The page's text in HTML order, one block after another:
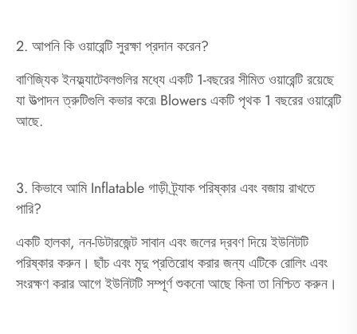
2. আপনি কি ওয়ারেন্টি সুরক্ষা প্রদান করেন?
বাণিজ্যিক ইনফ্ল্যাটেবলগুলির মধ্যে একটি 1-বছরের সীমিত ওয়ারেন্টি রয়েছে
যা উত্পাদন ত্রুটিগুলি কভার করে৷ Blowers একটি পৃথক 1 বছরের ওয়ারেন্টি
আছে.
3. কিভাবে আমি Inflatable গাড়ী ট্র্যাক পরিষ্কার এবং বজায় রাখতে
পারি?
একটি হালকা, নন-ডিটারজেন্ট সাবান এবং জলের দ্রবণ দিয়ে ইউনিটটি
পরিষ্কার করুন। ছাঁচ এবং মৃদু প্রতিরোধ করার জন্য এটিকে রোলিং এবং
সংরক্ষণ করার আগে ইউনিটটি সম্পূর্ণ শুকনো আছে কিনা তা নিশ্চিত করুন।